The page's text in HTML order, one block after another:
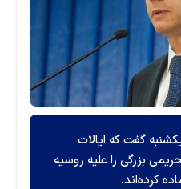
گفت که ایالات
بزرگی را علیه روسیه
کرده‌اند.